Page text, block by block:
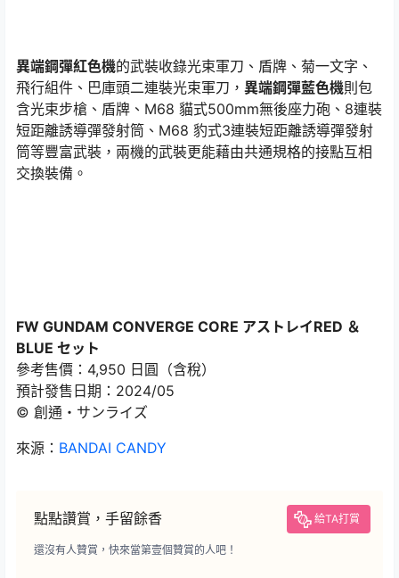
異端鋼彈紅色機的武裝收錄光束軍刀、盾牌、菊一文字、
飛行組件、巴庫頭二連裝光束軍刀， 異端鋼彈藍色機則包
含光束步槍、盾牌、M68 貓式500mm無後座力砲、8連裝
短距離誘導彈發射筒、M68 豹式3連裝短距離誘導彈發射
筒等豐富武裝，兩機的武裝更能藉由共通規格的接點互相
交換裝備。
FW GUNDAM CONVERGE CORE アストレイRED ＆
BLUE セット
參考售價：4,950 日圓（含稅）
預計發售日期：2024/05
© 創通・サンライズ
來源： BANDAI CANDY
點點讚賞，手留餘香 給TA打賞
還沒有人贊賞，快來當第壹個贊賞的人吧！